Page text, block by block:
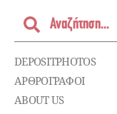
DEPOSITPHOTOS
ΑΡΘΡΟΓΡΑΦΟΙ
ABOUT US